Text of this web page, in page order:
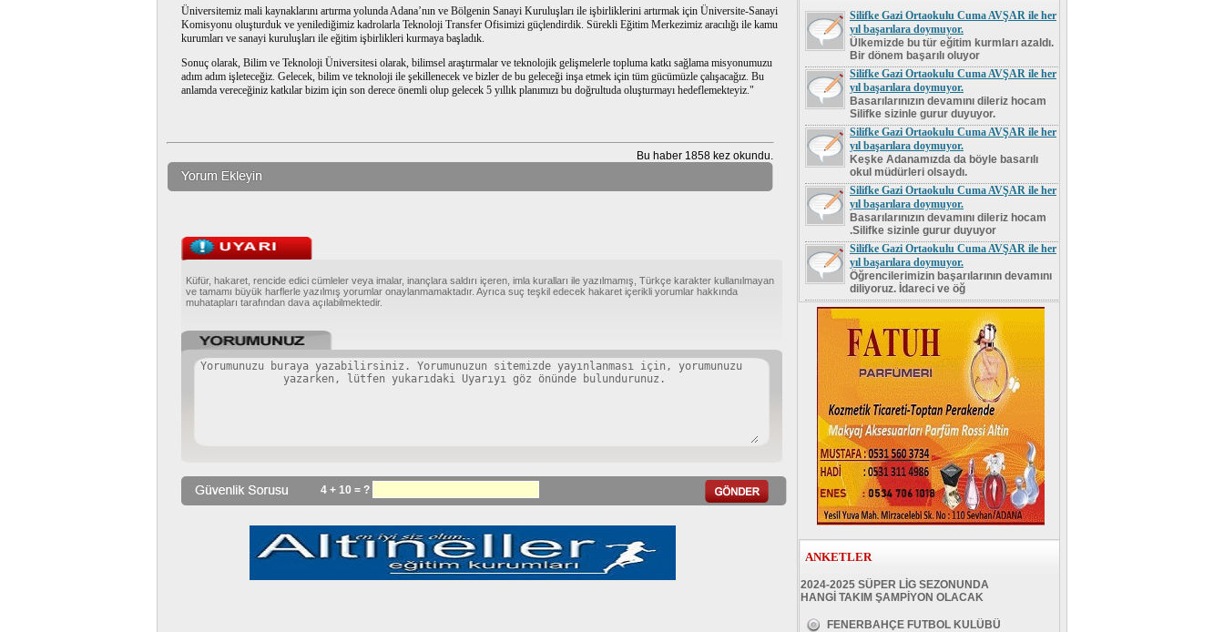
Üniversitemiz mali kaynaklarını artırma yolunda Adana’nın ve Bölgenin Sanayi Kuruluşları ile işbirliklerini artırmak için Üniversite-Sanayi
Komisyonu oluşturduk ve yenilediğimiz kadrolarla Teknoloji Transfer Ofisimizi güçlendirdik. Sürekli Eğitim Merkezimiz aracılığı ile kamu
kurumları ve sanayi kuruluşları ile eğitim işbirlikleri kurmaya başladık.
Sonuç olarak, Bilim ve Teknoloji Üniversitesi olarak, bilimsel araştırmalar ve teknolojik gelişmelerle topluma katkı sağlama misyonumuzu
adım adım işleteceğiz. Gelecek, bilim ve teknoloji ile şekillenecek ve bizler de bu geleceği inşa etmek için tüm gücümüzle çalışacağız. Bu
anlamda vereceğiniz katkılar bizim için son derece önemli olup gelecek 5 yıllık planımızı bu doğrultuda oluşturmayı hedeflemekteyiz."
Bu haber 1858 kez okundu.
Küfür, hakaret, rencide edici cümleler veya imalar, inançlara saldırı içeren, imla kuralları ile yazılmamış, Türkçe karakter kullanılmayan
ve tamamı büyük harflerle yazılmış yorumlar onaylanmamaktadır. Ayrıca suç teşkil edecek hakaret içerikli yorumlar hakkında
muhatapları tarafından dava açılabilmektedir.
4 + 10 = ?
Silifke Gazi Ortaokulu Cuma AVŞAR ile her
yıl başarılara doymuyor.
Ülkemizde bu tür eğitim kurmları azaldı.
Bir dönem başarılı oluyor
Silifke Gazi Ortaokulu Cuma AVŞAR ile her
yıl başarılara doymuyor.
Basarılarınızın devamını dileriz hocam
Silifke sizinle gurur duyuyor.
Silifke Gazi Ortaokulu Cuma AVŞAR ile her
yıl başarılara doymuyor.
Keşke Adanamızda da böyle basarılı
okul müdürleri olsaydı.
Silifke Gazi Ortaokulu Cuma AVŞAR ile her
yıl başarılara doymuyor.
Basarılarınızın devamını dileriz hocam
.Silifke sizinle gurur duyuyor
Silifke Gazi Ortaokulu Cuma AVŞAR ile her
yıl başarılara doymuyor.
Öğrencilerimizin başarılarının devamını
diliyoruz. İdareci ve öğ
ANKETLER
2024-2025 SÜPER LİG SEZONUNDA
HANGİ TAKIM ŞAMPİYON OLACAK
FENERBAHÇE FUTBOL KULÜBÜ